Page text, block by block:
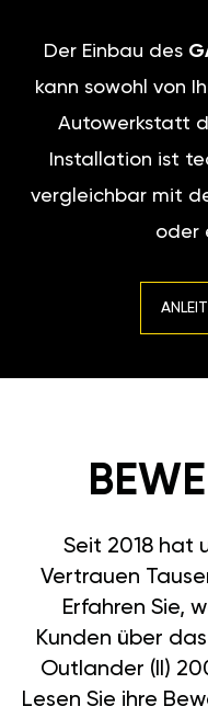
Der Einbau des
kann sowohl von
Autowerkstatt
Installation ist
vergleichbar mit
oder
Seit 2018 hat
Vertrauen
Erfahren Sie,
Kunden über
Outlander (II)
Lesen Sie ihre